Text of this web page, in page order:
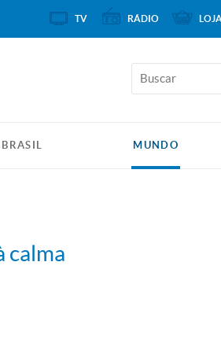
BRASIL MUNDO
calma
TV RÁDIO LOJA